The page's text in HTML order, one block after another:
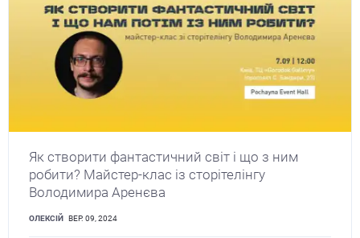
Як створити фантастичний світ і що з ним
робити? Майстер-клас із сторітелінгу
Володимира Аренєва
ОЛЕКСІЙ ВЕР. 09, 2024